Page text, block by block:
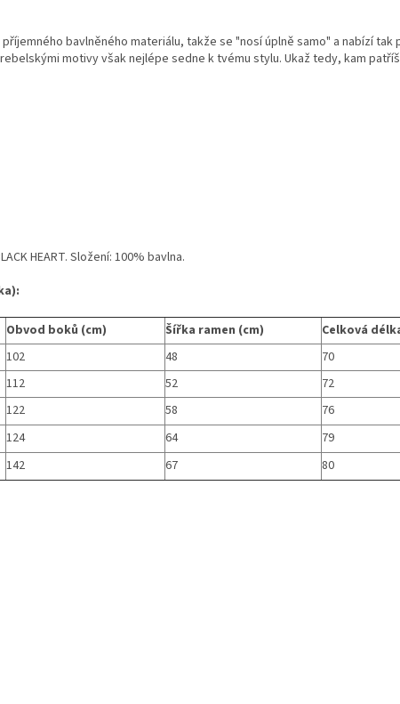
bavlněného materiálu, takže se "nosí úplně samo" a nabízí
motivy však nejlépe sedne k tvému stylu. Ukaž tedy, kam
HEART. Složení: 100% bavlna.
Obvod boků (cm) Šířka ramen (cm)
Celková
102 48
70
112 52
72
122 58
76
124 64
79
142 67 80